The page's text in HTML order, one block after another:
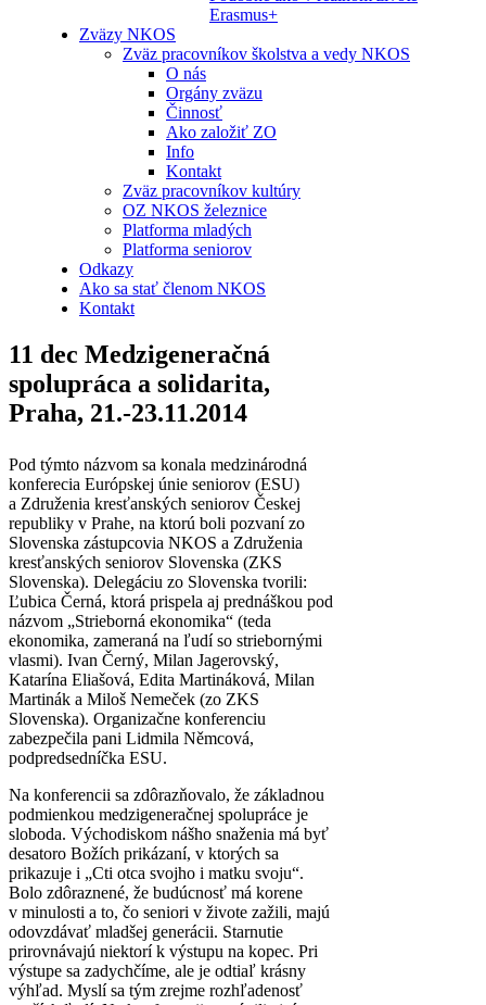
Erasmus+
Zväzy NKOS
Zväz pracovníkov školstva a vedy NKOS
O nás
Orgány zväzu
Činnosť
Ako založiť ZO
Info
Kontakt
Zväz pracovníkov kultúry
OZ NKOS železnice
Platforma mladých
Platforma seniorov
Odkazy
Ako sa stať členom NKOS
Kontakt
11 dec Medzigeneračná
spolupráca a solidarita,
Praha, 21.-23.11.2014
Pod týmto názvom sa konala medzinárodná
konferecia Európskej únie seniorov (ESU)
a Združenia kresťanských seniorov Českej
republiky v Prahe, na ktorú boli pozvaní zo
Slovenska zástupcovia NKOS a Združenia
kresťanských seniorov Slovenska (ZKS
Slovenska). Delegáciu zo Slovenska tvorili:
Ľubica Černá, ktorá prispela aj prednáškou pod
názvom „Strieborná ekonomika“ (teda
ekonomika, zameraná na ľudí so striebornými
vlasmi). Ivan Černý, Milan Jagerovský,
Katarína Eliašová, Edita Martináková, Milan
Martinák a Miloš Nemeček (zo ZKS
Slovenska). Organizačne konferenciu
zabezpečila pani Lidmila Němcová,
podpredsedníčka ESU.
Na konferencii sa zdôrazňovalo, že základnou
podmienkou medzigeneračnej spolupráce je
sloboda. Východiskom nášho snaženia má byť
desatoro Božích prikázaní, v ktorých sa
prikazuje i „Cti otca svojho i matku svoju“.
Bolo zdôraznené, že budúcnosť má korene
v minulosti a to, čo seniori v živote zažili, majú
odovzdávať mladšej generácii. Starnutie
prirovnávajú niektorí k výstupu na kopec. Pri
výstupe sa zadychčíme, ale je odtiaľ krásny
výhľad. Myslí sa tým zrejme rozhľadenosť